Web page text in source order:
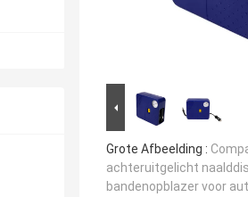
Grote Afbeelding :
achteruitgelicht
bandenopblazer voor